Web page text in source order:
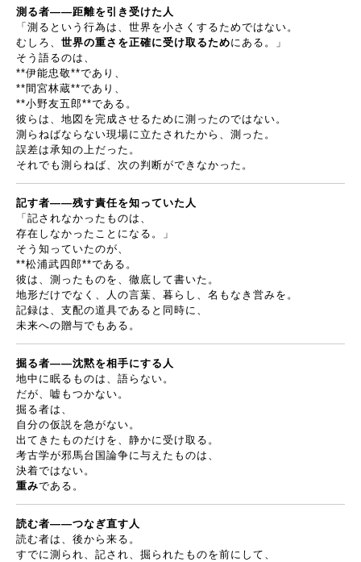
測る者――距離を引き受けた人
「測るという行為は、世界を小さくするためではない。
むしろ、 世界の重さを正確に受け取るためにある。」
そう語るのは、
**伊能忠敬**であり、
**間宮林蔵**であり、
**小野友五郎**である。
彼らは、地図を完成させるために測ったのではない。
測らねばならない現場に立たされたから、測った。
誤差は承知の上だった。
それでも測らねば、次の判断ができなかった。
記す者――残す責任を知っていた人
「記されなかったものは、
存在しなかったことになる。」
そう知っていたのが、
**松浦武四郎**である。
彼は、測ったものを、徹底して書いた。
地形だけでなく、人の言葉、暮らし、名もなき営みを。
記録は、支配の道具であると同時に、
未来への贈与でもある。
掘る者――沈黙を相手にする人
地中に眠るものは、語らない。
だが、嘘もつかない。
掘る者は、
自分の仮説を急がない。
出てきたものだけを、静かに受け取る。
考古学が邪馬台国論争に与えたものは、
決着ではない。
重みである。
読む者――つなぎ直す人
読む者は、後から来る。
すでに測られ、記され、掘られたものを前にして、